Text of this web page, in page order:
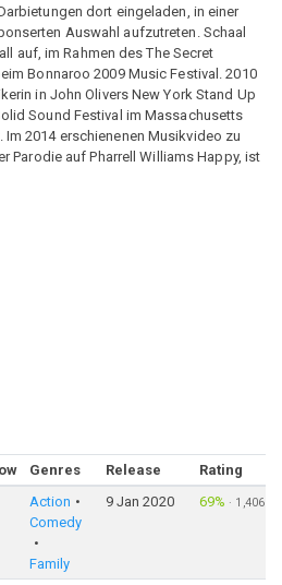
dort eingeladen, in einer
Auswahl aufzutreten. Schaal
auf, im Rahmen des The Secret
Bonnaroo 2009 Music Festival. 2010
in John Olivers New York Stand Up
Sound Festival im Massachusetts
2014 erschienenen Musikvideo zu
Parodie auf Pharrell Williams Happy, ist
Genres Release
Rating
Action
Comedy
Family
9 Jan 2020 69% · 1,406